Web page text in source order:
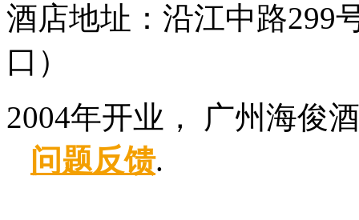
酒店地址：沿江中路299
口）
2004年开业， 广州海俊
问题反馈.